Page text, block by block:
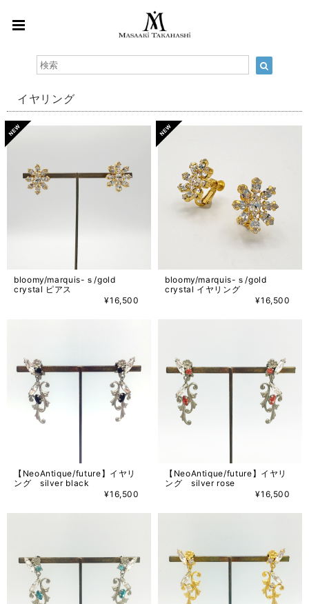
イヤリング
bloomy/marquis-ｓ/gold
crystal ピアス
¥16,500
bloomy/marquis-ｓ/gold
crystal イヤリング
¥16,500
【NeoAntique/future】イヤリ
ング silver black
¥16,500
【NeoAntique/future】イヤリ
ング silver rose
¥16,500